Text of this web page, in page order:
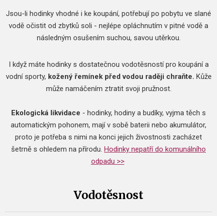
Jsou-li hodinky vhodné i ke koupání, potřebují po pobytu ve slané
vodě očistit od zbytků soli - nejlépe opláchnutím v pitné vodě a
následným osušením suchou, savou utěrkou.
I když máte hodinky s dostatečnou vodotěsností pro koupání a
vodní sporty, kožený řemínek před vodou raději chraňte. Kůže
může namáčením ztratit svoji pružnost.
Ekologická likvidace - hodinky, hodiny a budíky, vyjma těch s
automatickým pohonem, mají v sobě baterii nebo akumulátor,
proto je potřeba s nimi na konci jejich živostnosti zacházet
šetrně s ohledem na přírodu. Hodinky nepatří do komunálního
odpadu >>
Vodotěsnost